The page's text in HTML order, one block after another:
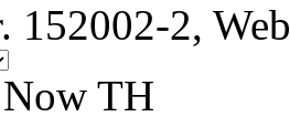
152002-2,
TH